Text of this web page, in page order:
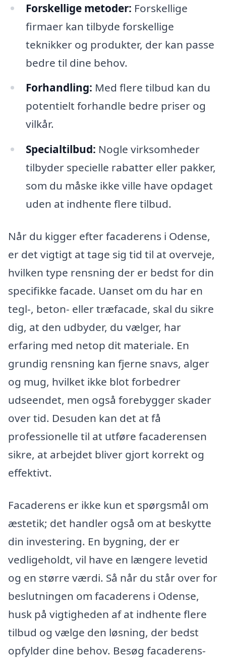
Forskellige metoder: Forskellige
firmaer kan tilbyde forskellige
teknikker og produkter, der kan passe
bedre til dine behov.
Forhandling: Med flere tilbud kan du
potentielt forhandle bedre priser og
vilkår.
Specialtilbud: Nogle virksomheder
tilbyder specielle rabatter eller pakker,
som du måske ikke ville have opdaget
uden at indhente flere tilbud.
Når du kigger efter facaderens i Odense,
er det vigtigt at tage sig tid til at overveje,
hvilken type rensning der er bedst for din
specifikke facade. Uanset om du har en
tegl-, beton- eller træfacade, skal du sikre
dig, at den udbyder, du vælger, har
erfaring med netop dit materiale. En
grundig rensning kan fjerne snavs, alger
og mug, hvilket ikke blot forbedrer
udseendet, men også forebygger skader
over tid. Desuden kan det at få
professionelle til at utføre facaderensen
sikre, at arbejdet bliver gjort korrekt og
effektivt.
Facaderens er ikke kun et spørgsmål om
æstetik; det handler også om at beskytte
din investering. En bygning, der er
vedligeholdt, vil have en længere levetid
og en større værdi. Så når du står over for
beslutningen om facaderens i Odense,
husk på vigtigheden af at indhente flere
tilbud og vælge den løsning, der bedst
opfylder dine behov. Besøg facaderens-